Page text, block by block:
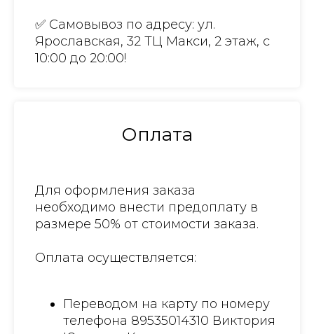
✅ Самовывоз по адресу: ул.
Ярославская, 32 ТЦ Макси, 2 этаж, с
10:00 до 20:00!
Оплата
Для оформления заказа
необходимо внести предоплату в
размере 50% от стоимости заказа.
Оплата осуществляется:
Переводом на карту по номеру
телефона 89535014310 Виктория